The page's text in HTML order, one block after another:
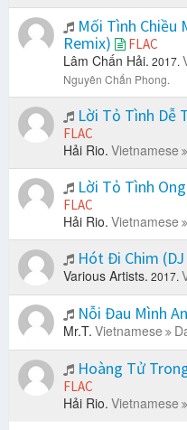
Mối Tình Chiều
Remix)
FLAC
Lâm Chấn Hải. 2017.
Nguyên Chấn Phong.
Lời Tỏ Tình Dễ
FLAC
Hải Rio. Vietnamese
Lời Tỏ Tình
FLAC
Hải Rio. Vietnamese
Hót Đi Chim
Various Artists. 2017.
Nỗi Đau Mình
Mr.T. Vietnamese
Hoàng Tử
FLAC
Hải Rio. Vietnamese